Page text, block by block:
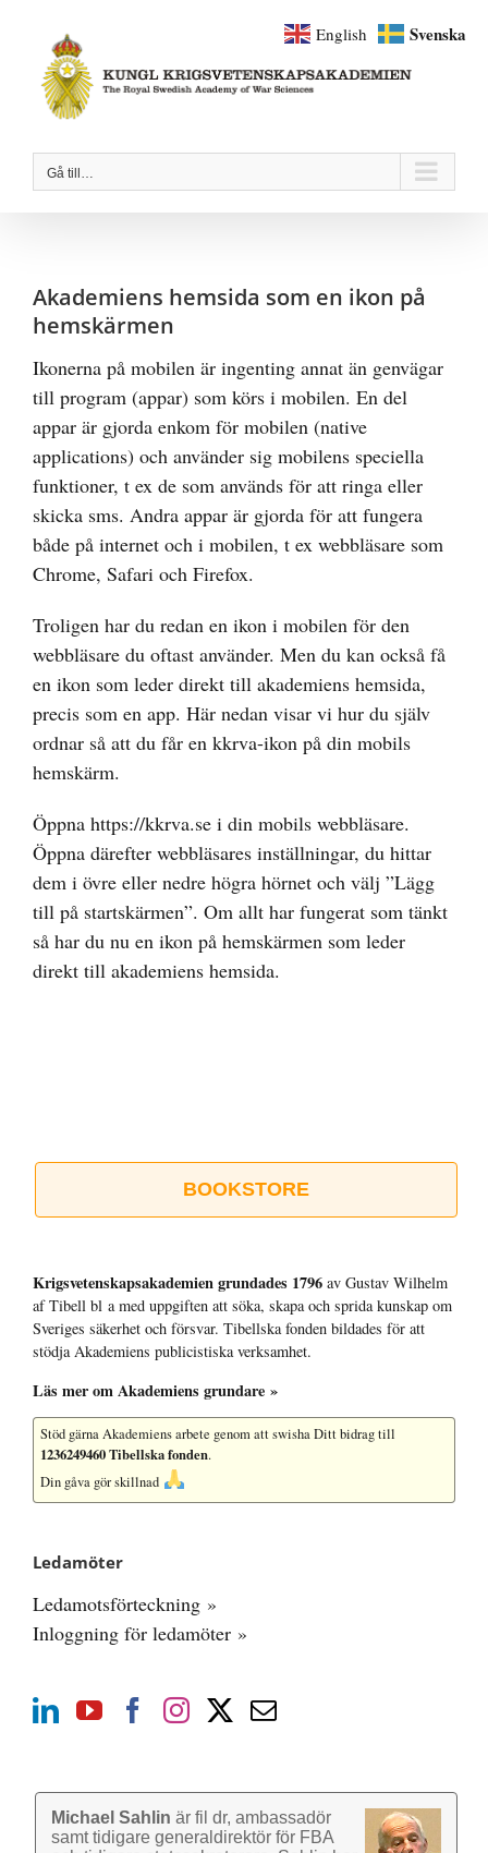
innehållet
Gå till…
Akademiens hemsida som en ikon på
hemskärmen
Ikonerna på mobilen är ingenting annat än genvägar
till program (appar) som körs i mobilen. En del
appar är gjorda enkom för mobilen (native
applications) och använder sig mobilens speciella
funktioner, t ex de som används för att ringa eller
skicka sms. Andra appar är gjorda för att fungera
både på internet och i mobilen, t ex webbläsare som
Chrome, Safari och Firefox.
Troligen har du redan en ikon i mobilen för den
webbläsare du oftast använder. Men du kan också få
en ikon som leder direkt till akademiens hemsida,
precis som en app. Här nedan visar vi hur du själv
ordnar så att du får en kkrva-ikon på din mobils
hemskärm.
Öppna https://kkrva.se i din mobils webbläsare.
Öppna därefter webbläsares inställningar, du hittar
dem i övre eller nedre högra hörnet och välj ”Lägg
till på startskärmen”. Om allt har fungerat som tänkt
så har du nu en ikon på hemskärmen som leder
direkt till akademiens hemsida.
BOOKSTORE
Krigsvetenskap­sakademien grundades 1796 av Gustav Wilhelm
af Tibell bl a med uppgiften att söka, skapa och sprida kunskap om
Sveriges säkerhet och försvar. Tibellska fonden bildades för att
stödja Akademiens publicistiska verksamhet.
Läs mer om Akademiens grundare »
Stöd gärna Akademiens arbete genom att swisha Ditt bidrag till
1236249460 Tibellska fonden.
Din gåva gör skillnad
Ledamöter
Ledamotsförteckning »
Inloggning för ledamöter »
Michael Sahlin är fil dr, ambassadör
samt tidigare general­direktör för FBA
English Svenska